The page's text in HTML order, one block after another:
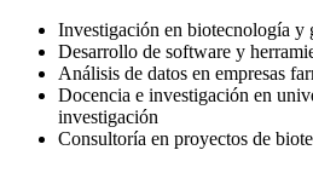
Investigación en biotecnología y
Desarrollo de software y
Análisis de datos en empresas
Docencia e investigación en
investigación
Consultoría en proyectos de